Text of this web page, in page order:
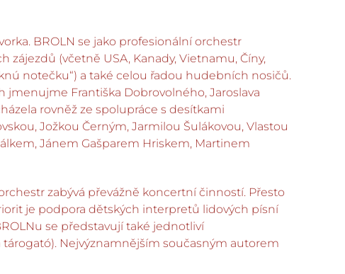
BROLN se jako profesionální orchestr
(včetně USA, Kanady, Vietnamu, Číny,
notečku“) a také celou řadou hudebních nosičů.
Františka Dobrovolného, Jaroslava
rovněž ze spolupráce s desítkami
Jožkou Černým, Jarmilou Šulákovou, Vlastou
Jánem Gašparem Hriskem, Martinem
zabývá převážně koncertní činností. Přesto
je podpora dětských interpretů lidových písní
se představují také jednotliví
Nejvýznamnějším současným autorem